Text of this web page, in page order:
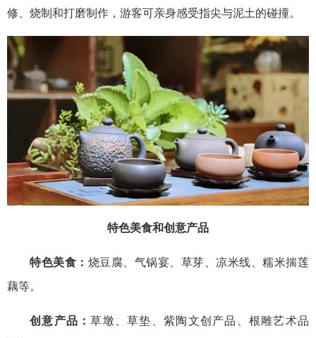
修、烧制和打磨制作，游客可亲身感受指尖与泥土的碰撞。
特色美食和创意产品
特色美食： 烧豆腐、气锅宴、草芽、凉米线、糯米揣莲
藕等。
创意产品：草墩、草垫、紫陶文创产品、根雕艺术品